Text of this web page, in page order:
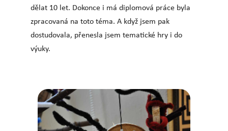
dělat 10 let. Dokonce i má diplomová práce byla
zpracovaná na toto téma. A když jsem pak
dostudovala, přenesla jsem tematické hry i do
výuky.